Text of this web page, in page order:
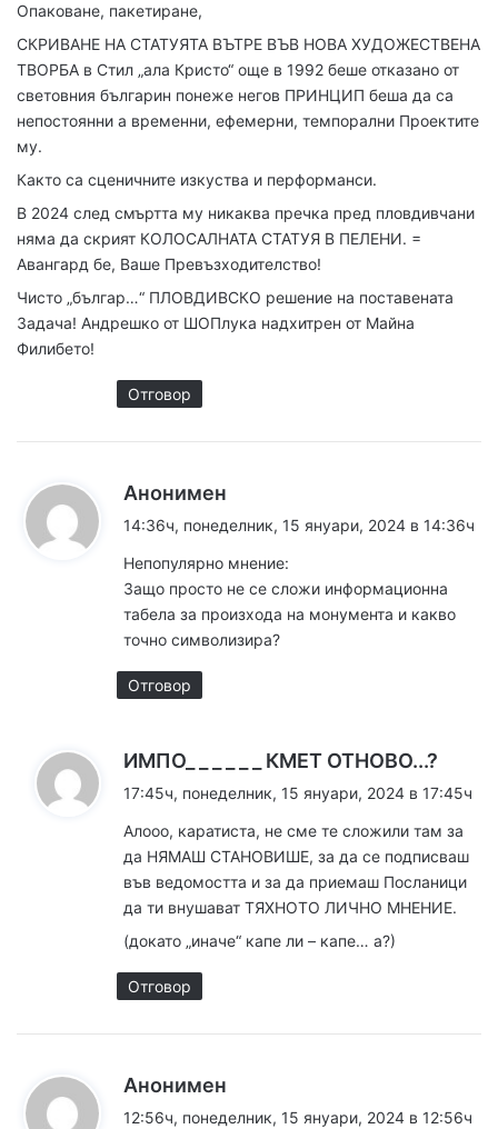
Опаковане, пакетиране,
СКРИВАНЕ НА СТАТУЯТА ВЪТРЕ ВЪВ НОВА ХУДОЖЕСТВЕНА
ТВОРБА в Стил „ала Кристо“ още в 1992 беше отказано от
световния българин понеже негов ПРИНЦИП беша да са
непостоянни а временни, ефемерни, темпорални Проектите
му.
Както са сценичните изкуства и перформанси.
В 2024 след смъртта му никаква пречка пред пловдивчани
няма да скрият КОЛОСАЛНАТА СТАТУЯ В ПЕЛЕНИ. =
Авангард бе, Ваше Превъзходителство!
Чисто „българ…“ ПЛОВДИВСКО решение на поставената
Задача! Андрешко от ШОПлука надхитрен от Майна
Филибето!
Отговор
Анонимен
а
а
14:36ч, понеделник, 15 януари, 2024 в 14:36ч
Непопулярно мнение:
Защо просто не се сложи информационна
табела за произхода на монумента и какво
точно символизира?
Отговор
ИМПО_ _ _ _ _ _ КМЕТ ОТНОВО...?
а
а
17:45ч, понеделник, 15 януари, 2024 в 17:45ч
Алооо, каратиста, не сме те сложили там за
да НЯМАШ СТАНОВИШЕ, за да се подписваш
във ведомостта и за да приемаш Посланици
да ти внушават ТЯХНОТО ЛИЧНО МНЕНИЕ.
(докато „иначе“ капе ли – капе… а?)
Отговор
Анонимен
а
12:56ч, понеделник, 15 януари, 2024 в 12:56ч